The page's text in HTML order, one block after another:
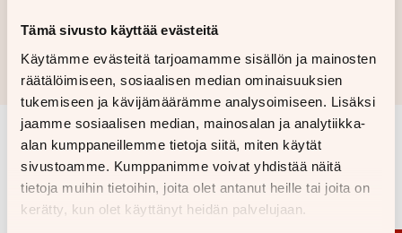
Tämä sivusto käyttää evästeitä
Käytämme evästeitä tarjoamamme sisällön ja mainosten
räätälöimiseen, sosiaalisen median ominaisuuksien
tukemiseen ja kävijämäärämme analysoimiseen. Lisäksi
jaamme sosiaalisen median, mainosalan ja analytiikka-
alan kumppaneillemme tietoja siitä, miten käytät
sivustoamme. Kumppanimme voivat yhdistää näitä
tietoja muihin tietoihin, joita olet antanut heille tai joita on
kerätty, kun olet käyttänyt heidän palvelujaan.
Hae rahoitustarjous
Rahoituslaskelma on suuntaa antava ja edellyttää hyväksytyn
luottopäätöksen ja kaskovakuutuksen.
Samankaltaisia ajoneuvoja
Katso kaikki